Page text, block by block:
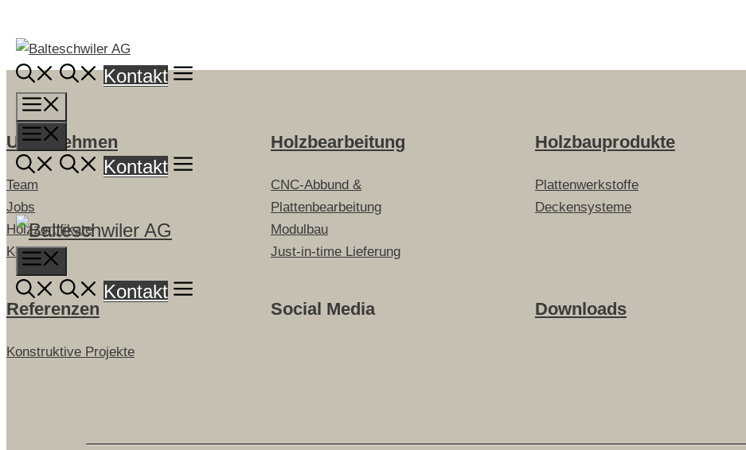
zum
Inhalt
Kontakt
Menü
Kontakt
Kontakt
Unternehmen
Team
Jobs
Holzzertifikate
Kontakt
Holzbearbeitung
CNC-Abbund &
Plattenbearbeitung
Modulbau
Just-in-time Lieferung
Holzbauprodukte
Plattenwerkstoffe
Deckensysteme
Referenzen
Konstruktive Projekte
Social Media Downloads